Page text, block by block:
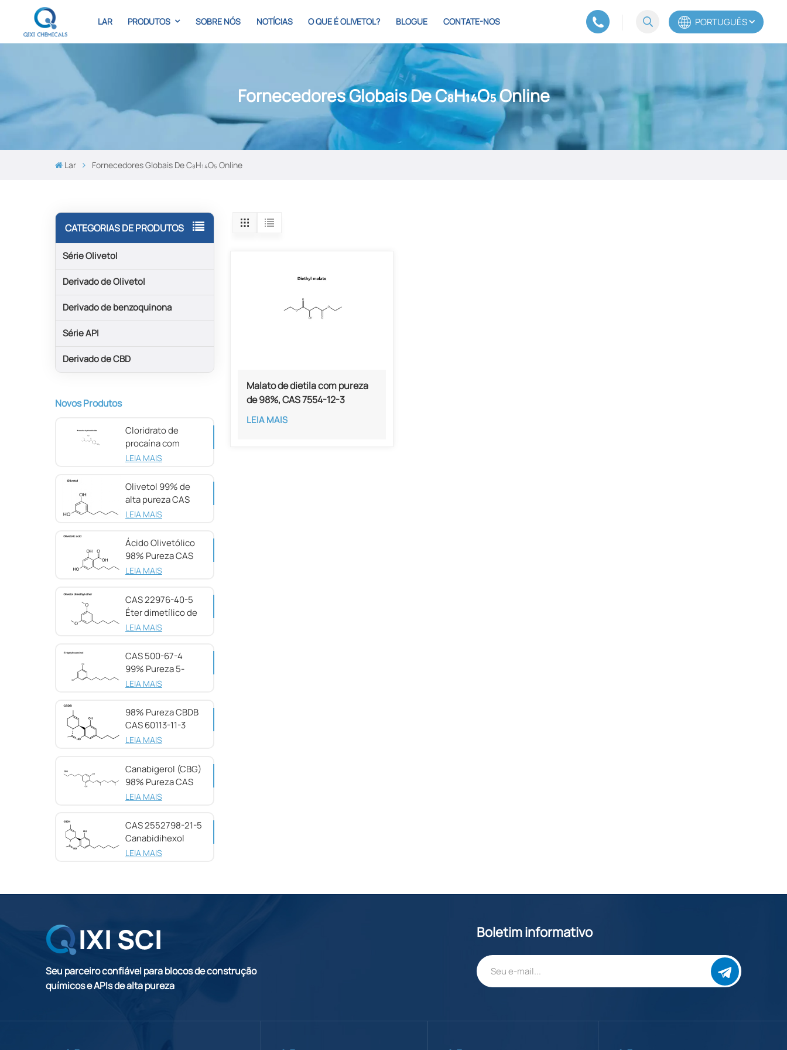
LAR PRODUTOS SOBRE NÓS NOTÍCIAS O QUE É OLIVETOL? BLOGUE CONTATE-NOS PORTUGUÊS
Español
Fornecedores Globais De C₈H₁₄O₅ Online
Lar Fornecedores Globais De C₈H₁₄O₅ Online
CATEGORIAS DE PRODUTOS
Série Olivetol
Derivado de Olivetol
Derivado de benzoquinona
Série API
Derivado de CBD
Novos Produtos
Cloridrato de
procaína com
pureza de 98%
LEIA MAIS
Olivetol 99% de
alta pureza CAS
500-66-3
LEIA MAIS
Ácido Olivetólico
98% Pureza CAS
491-72-5
LEIA MAIS
CAS 22976-40-5
Éter dimetílico de
olivetol, 98%
LEIA MAIS
CAS 500-67-4
99% Pureza 5-
Heptilresorcinol
LEIA MAIS
98% Pureza CBDB
CAS 60113-11-3
LEIA MAIS
Canabigerol (CBG)
98% Pureza CAS
25654-31-3
LEIA MAIS
CAS 2552798-21-5
Canabidihexol
(CBDH), 98%
LEIA MAIS
Malato de dietila com pureza
de 98%, CAS 7554-12-3
LEIA MAIS
Seu parceiro confiável para blocos de construção
químicos e APIs de alta pureza
Boletim informativo